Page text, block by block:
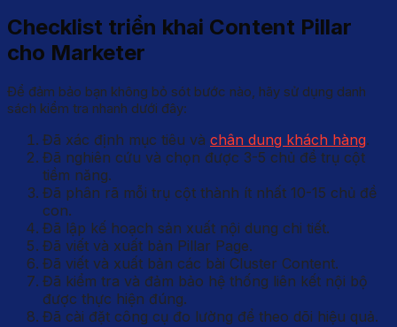
Checklist triển khai Content Pillar
cho Marketer
Để đảm bảo bạn không bỏ sót bước nào, hãy sử dụng danh
sách kiểm tra nhanh dưới đây:
Đã xác định mục tiêu và chân dung khách hàng.
Đã nghiên cứu và chọn được 3-5 chủ đề trụ cột
tiềm năng.
Đã phân rã mỗi trụ cột thành ít nhất 10-15 chủ đề
con.
Đã lập kế hoạch sản xuất nội dung chi tiết.
Đã viết và xuất bản Pillar Page.
Đã viết và xuất bản các bài Cluster Content.
Đã kiểm tra và đảm bảo hệ thống liên kết nội bộ
được thực hiện đúng.
Đã cài đặt công cụ đo lường để theo dõi hiệu quả.